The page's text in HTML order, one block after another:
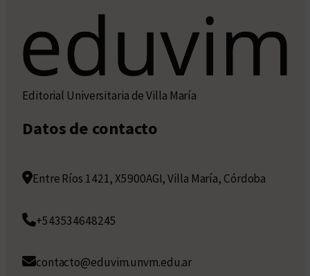
Editorial Universitaria de Villa María
Datos de contacto
Entre Ríos 1421, X5900AGI, Villa María, Córdoba
+543534648245
contacto@eduvim.unvm.edu.ar